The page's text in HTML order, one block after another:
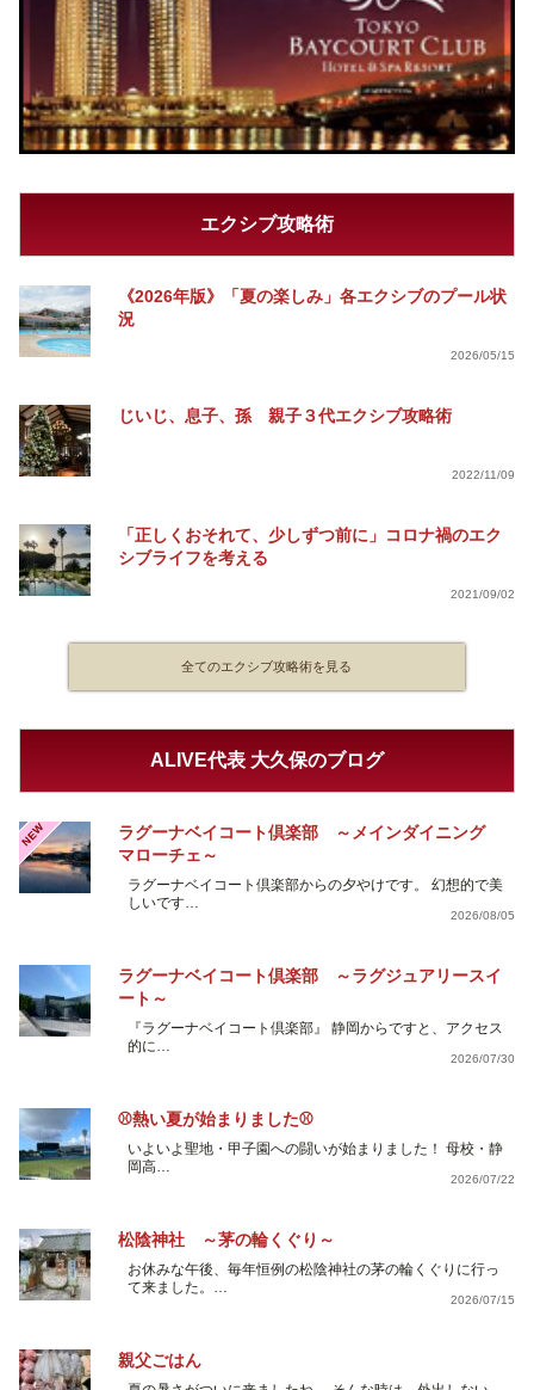
エクシブ攻略術
《2026年版》「夏の楽しみ」各エクシブのプール状
況
2026/05/15
じいじ、息子、孫 親子３代エクシブ攻略術
2022/11/09
「正しくおそれて、少しずつ前に」コロナ禍のエク
シブライフを考える
2021/09/02
全てのエクシブ攻略術を見る
ALIVE代表 大久保のブログ
NEW
ラグーナベイコート倶楽部 ～メインダイニング
マローチェ～
ラグーナベイコート倶楽部からの夕やけです。 幻想的で美
しいです…
2026/08/05
ラグーナベイコート倶楽部 ～ラグジュアリースイ
ート～
『ラグーナベイコート倶楽部』 静岡からですと、アクセス
的に…
2026/07/30
⚾熱い夏が始まりました⚾
いよいよ聖地・甲子園への闘いが始まりました！ 母校・静
岡高…
2026/07/22
松陰神社 ～茅の輪くぐり～
お休みな午後、毎年恒例の松陰神社の茅の輪くぐりに行っ
て来ました。…
2026/07/15
親父ごはん